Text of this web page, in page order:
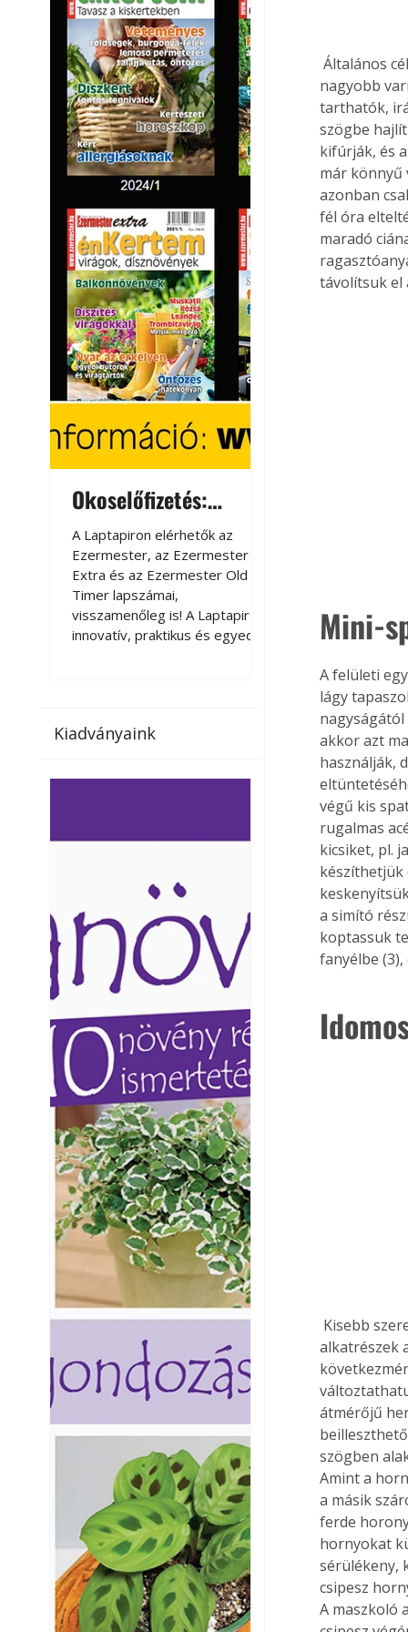
Okoselőfizetés:
Ezermester Extra
A Laptapiron elérhetők az
Ezermester, az Ezermester
Extra és az Ezermester Old
Timer lapszámai,
visszamenőleg is! A Laptapir új,
innovatív, praktikus és egyedi
az otthonában, útközben vagy
elérhetők lapszámaink. Bárhol,
visszamenőleg is! A
innovatív, praktikus
magazinok digitális
számítógépen,
vagy táblagépen.
az otthonában,
nyaralás, pihenés
elérhetők
bármikor, akár
vagy dolgozva is
Ezermester
Laptapir kényelmes
mert: – t
Kiadványaink
Általános célra a nagy nyílású hímzőtű, modellragasztásokhoz pedig a zsák vagy más
nagyobb
tarthatók,
szögbe
kifúrják, és
már könnyű
azonban
fél óra
maradó
távolítsuk el
Mini-
A felületi
lágy
nagyságától
akkor azt
használják,
végű kis
rugalmas
kicsiket, pl.
készíthetjük
a simító
koptassuk
fanyélbe
alkatrészek
átmérőjű
szögben
Amint a
a másik
ferde
hornyokat
sérülékeny,
csipesz
A maszkoló